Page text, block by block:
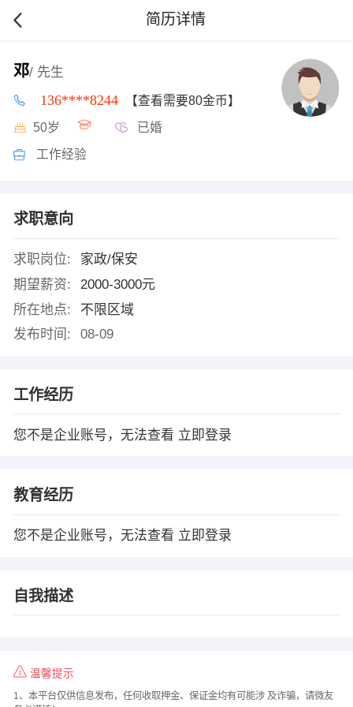
简历详情
邓/ 先生
136****8244 【查看需要80金币】
50岁 已婚
工作经验
求职意向
求职岗位:
家政/保安
期望薪资:
2000-3000元
所在地点:
不限区域
发布时间:
08-09
工作经历
您不是企业账号，无法查看 立即登录
教育经历
您不是企业账号，无法查看 立即登录
自我描述
温馨提示
1、本平台仅供信息发布，任何收取押金、保证金均有可能涉 及诈骗，请微友